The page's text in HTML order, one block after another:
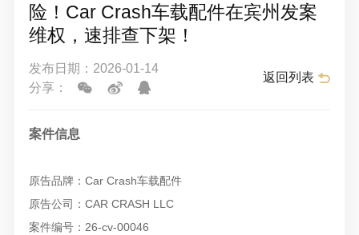
险！Car Crash车载配件在宾州发案
维权，速排查下架！
发布日期：2026-01-14
分享：
返回列表
案件信息
原告品牌：Car Crash车载配件
原告公司：CAR CRASH LLC
案件编号：26-cv-00046